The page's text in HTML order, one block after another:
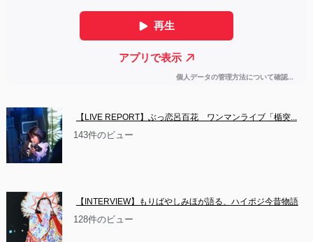
【LIVE REPORT】ぶっ恋呂百花　ワンマンライブ「楯突...
143件のビュー
【INTERVIEW】もりばやしみほが語る、ハイポジ今昔物語
128件のビュー